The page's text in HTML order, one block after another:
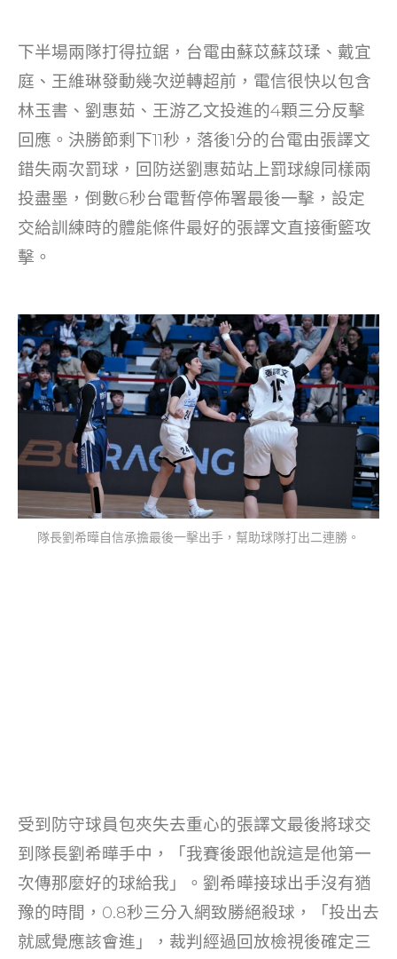
下半場兩隊打得拉鋸，台電由蘇苡蘇苡瑈、戴宜
庭、王維琳發動幾次逆轉超前，電信很快以包含
林玉書、劉惠茹、王游乙文投進的4顆三分反擊
回應。決勝節剩下11秒，落後1分的台電由張譯文
錯失兩次罰球，回防送劉惠茹站上罰球線同樣兩
投盡墨，倒數6秒台電暫停佈署最後一擊，設定
交給訓練時的體能條件最好的張譯文直接衝籃攻
擊。
隊長劉希曄自信承擔最後一擊出手，幫助球隊打出二連勝。
受到防守球員包夾失去重心的張譯文最後將球交
到隊長劉希曄手中，「我賽後跟他說這是他第一
次傳那麼好的球給我」。劉希曄接球出手沒有猶
豫的時間，0.8秒三分入網致勝絕殺球，「投出去
就感覺應該會進」，裁判經過回放檢視後確定三